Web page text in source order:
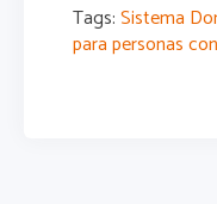
Tags:Sistema
para personas